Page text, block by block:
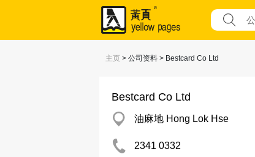
主页 > 公司资料 > Bestcard Co Ltd
Bestcard Co Ltd
油麻地 Hong Lok Hse
2341 0332